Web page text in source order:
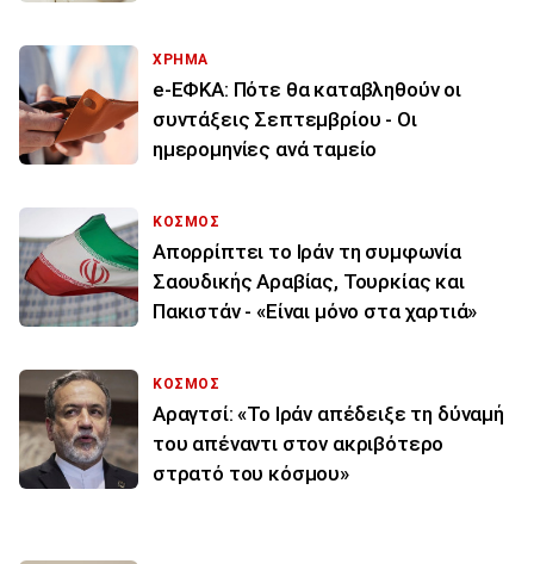
ΧΡΗΜΑ
e-ΕΦΚΑ: Πότε θα καταβληθούν οι
συντάξεις Σεπτεμβρίου - Οι
ημερομηνίες ανά ταμείο
ΚΟΣΜΟΣ
Απορρίπτει το Ιράν τη συμφωνία
Σαουδικής Αραβίας, Τουρκίας και
Πακιστάν - «Είναι μόνο στα χαρτιά»
ΚΟΣΜΟΣ
Αραγτσί: «Το Ιράν απέδειξε τη δύναμή
του απέναντι στον ακριβότερο
στρατό του κόσμου»